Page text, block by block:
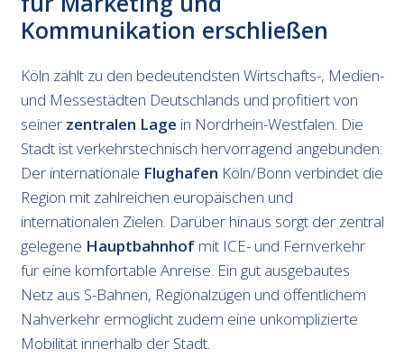
Kommunikation erschließen
Köln zählt zu den bedeutendsten Wirtschafts-, Medien-
und Messestädten Deutschlands und profitiert von
seiner zentralen Lage in Nordrhein-Westfalen. Die
Stadt ist verkehrstechnisch hervorragend angebunden:
Der internationale Flughafen Köln/Bonn verbindet die
Region mit zahlreichen europäischen und
internationalen Zielen. Darüber hinaus sorgt der zentral
gelegene Hauptbahnhof mit ICE- und Fernverkehr
für eine komfortable Anreise. Ein gut ausgebautes
Netz aus S-Bahnen, Regionalzügen und öffentlichem
Nahverkehr ermöglicht zudem eine unkomplizierte
Mobilität innerhalb der Stadt.